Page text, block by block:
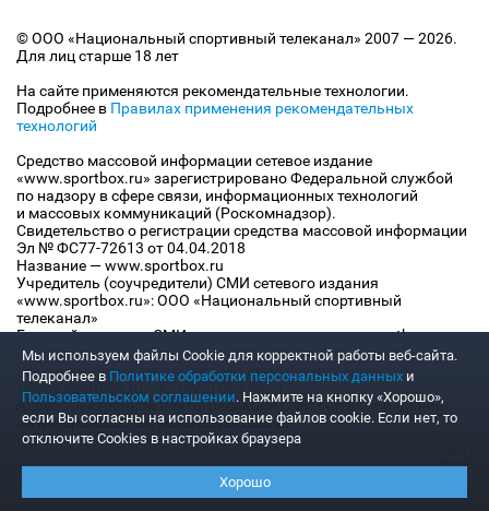
© ООО «Национальный спортивный телеканал» 2007 — 2026.
Для лиц старше 18 лет
На сайте применяются рекомендательные технологии.
Подробнее в Правилах применения рекомендательных
технологий
Средство массовой информации сетевое издание
«www.sportbox.ru» зарегистрировано Федеральной службой
по надзору в сфере связи, информационных технологий
и массовых коммуникаций (Роскомнадзор).
Свидетельство о регистрации средства массовой информации
Эл № ФС77-72613 от 04.04.2018
Название — www.sportbox.ru
Учредитель (соучредители) СМИ сетевого издания
«www.sportbox.ru»: ООО «Национальный спортивный
телеканал»
Главный редактор СМИ сетевого издания «www.sportbox.ru»:
Конов В.А.
Номер телефона редакции СМИ сетевого издания
«www.sportbox.ru»: +7 (495) 653 8419
Адрес электронной почты редакции СМИ сетевого издания
«www.sportbox.ru»: editor@sportbox.ru
Мы используем файлы Сookie для корректной работы веб-сайта.
Подробнее в Политике обработки персональных данных и
Пользовательском соглашении. Нажмите на кнопку «Хорошо»,
если Вы согласны на использование файлов cookie. Если нет, то
отключите Cookies в настройках браузера
Хорошо